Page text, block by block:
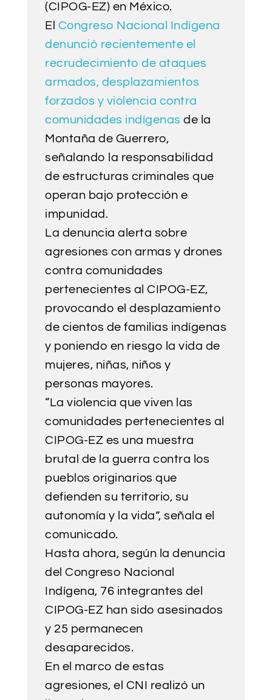
(CIPOG-EZ) en México.
El Congreso Nacional Indígena
denunció recientemente el
recrudecimiento de ataques
armados, desplazamientos
forzados y violencia contra
comunidades indígenas de la
Montaña de Guerrero,
señalando la responsabilidad
de estructuras criminales que
operan bajo protección e
impunidad.
La denuncia alerta sobre
agresiones con armas y drones
contra comunidades
pertenecientes al CIPOG-EZ,
provocando el desplazamiento
de cientos de familias indígenas
y poniendo en riesgo la vida de
mujeres, niñas, niños y
personas mayores.
“La violencia que viven las
comunidades pertenecientes al
CIPOG-EZ es una muestra
brutal de la guerra contra los
pueblos originarios que
defienden su territorio, su
autonomía y la vida”, señala el
comunicado.
Hasta ahora, según la denuncia
del Congreso Nacional
Indígena, 76 integrantes del
CIPOG-EZ han sido asesinados
y 25 permanecen
desaparecidos.
En el marco de estas
agresiones, el CNI realizó un